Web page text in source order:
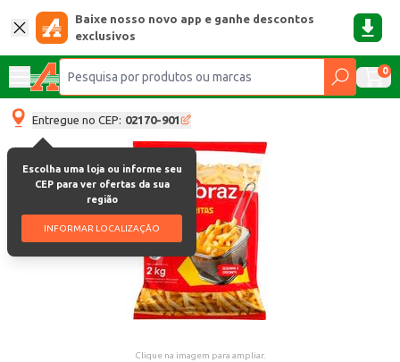
Baixe nosso novo app e ganhe descontos
exclusivos
0
Entregue no CEP: 02170-901
Escolha uma loja ou informe seu
CEP para ver ofertas da sua
região
INFORMAR LOCALIZAÇÃO
Clique na imagem para ampliar.